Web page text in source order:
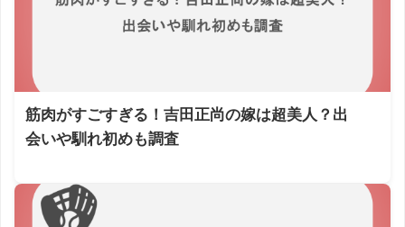
筋肉がすごすぎる！吉田正尚の嫁は超美人？出
会いや馴れ初めも調査